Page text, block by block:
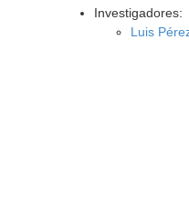
Investigadores:
Luis